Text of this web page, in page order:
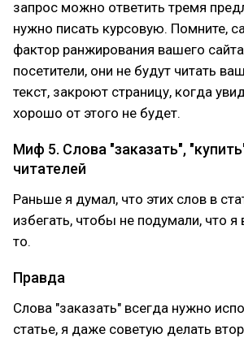
запрос можно ответить тремя
нужно писать курсовую. Помните,
фактор ранжирования вашего
посетители, они не будут читать
текст, закроют страницу, когда
хорошо от этого не будет.
Миф 5. Слова "заказать",
читателей
Раньше я думал, что этих слов в
избегать, чтобы не подумали, что
то.
Правда
Слова "заказать" всегда нужно
статье, я даже советую делать